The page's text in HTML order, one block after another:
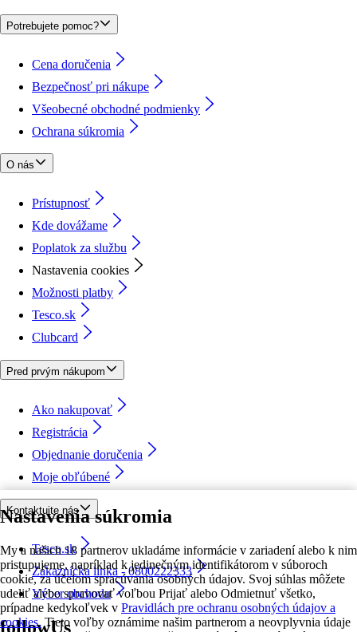
Nastavenia súkromia
My a našich 18 partnerov ukladáme informácie v zariadení alebo k nim
pristupujeme, napríklad k jedinečným identifikátorom v súboroch
cookie, za účelom spracúvania osobných údajov. Svoj súhlas môžete
udeliť alebo spravovať voľbou Prijať alebo Odmietnuť všetko,
prípadne kedykoľvek v Pravidlách pre ochranu osobných údajov a
cookies. Tieto voľby oznámime našim partnerom a neovplyvnia údaje
Potrebujete pomoc?
Cena doručenia
Bezpečnosť pri nákupe
Všeobecné obchodné podmienky
Ochrana súkromia
O nás
Prístupnosť
Kde dovážame
Poplatok za službu
Nastavenia cookies
Možnosti platby
Tesco.sk
Clubcard
Pred prvým nákupom
Ako nakupovať
Registrácia
Objednanie doručenia
Moje obľúbené
Kontaktujte nás
Tesco.sk
Zákaznícka linka - 0800222333
Výber obchodu
followUs